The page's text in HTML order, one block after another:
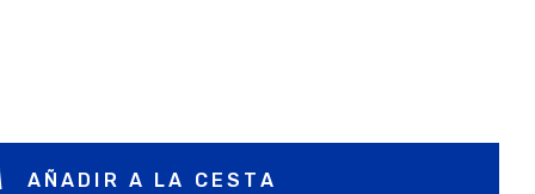
AÑADIR A LA CESTA